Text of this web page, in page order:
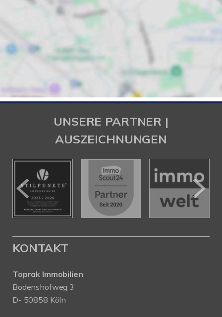
UNSERE PARTNER |
AUSZEICHNUNGEN
KONTAKT
Toprak Immobilien
Bodenshofweg 3
D- 50858 Köln